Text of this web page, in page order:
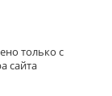
только с
сайта